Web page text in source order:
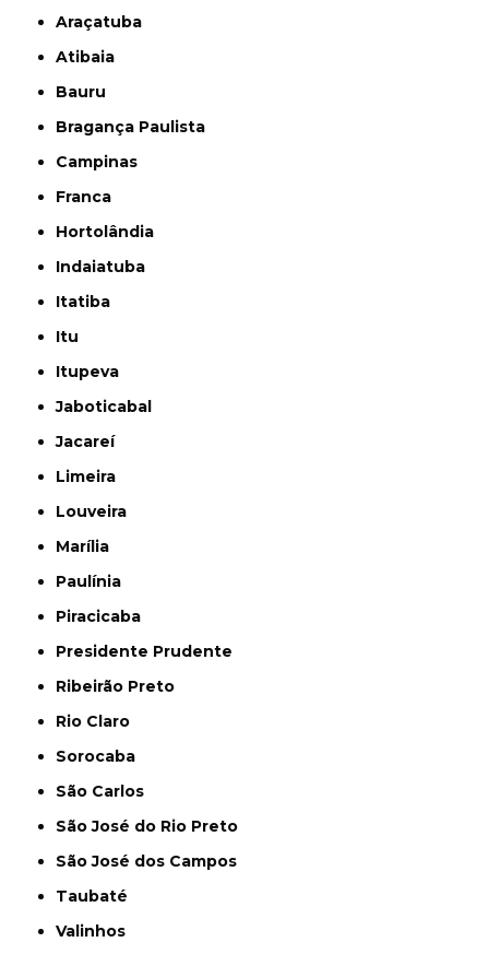
Araçatuba
Atibaia
Bauru
Bragança Paulista
Campinas
Franca
Hortolândia
Indaiatuba
Itatiba
Itu
Itupeva
Jaboticabal
Jacareí
Limeira
Louveira
Marília
Paulínia
Piracicaba
Presidente Prudente
Ribeirão Preto
Rio Claro
Sorocaba
São Carlos
São José do Rio Preto
São José dos Campos
Taubaté
Valinhos